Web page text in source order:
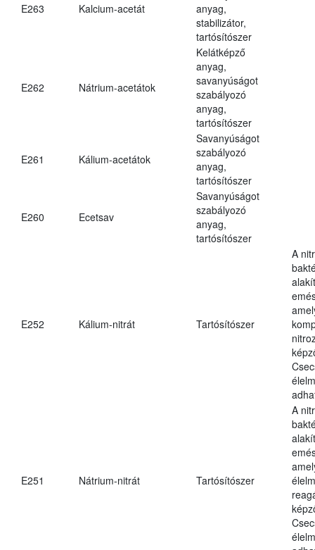
E263 Kalcium-acetát
anyag,
stabilizátor,
tartósítószer
E262 Nátrium-acetátok
Kelátképző
anyag,
savanyúságot
szabályozó
anyag,
tartósítószer
E261 Kálium-acetátok
Savanyúságot
szabályozó
anyag,
tartósítószer
E260 Ecetsav
Savanyúságot
szabályozó
anyag,
tartósítószer
E252 Kálium-nitrát Tartósítószer
A
E251 Nátrium-nitrát Tartósítószer
A